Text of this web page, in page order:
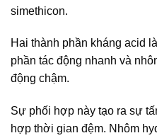
simethicon.
Hai thành phần kháng acid
phần tác động nhanh và
động chậm.
Sự phối hợp này tạo ra sự
hợp thời gian đệm. Nhôm